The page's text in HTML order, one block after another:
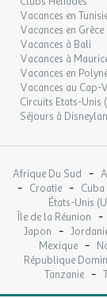
Vacances en
Vacances en Grèce
Vacances à Bali
Vacances à
Vacances en
Vacances au Cap-
Circuits Etats-Unis
Séjours à
Afrique Du Sud -
- Croatie - Cuba
États-Unis
Île de la Réunion -
Japon -
Mexique -
République
Tanzanie -